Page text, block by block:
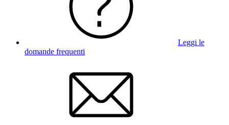
Leggi le
domande frequenti